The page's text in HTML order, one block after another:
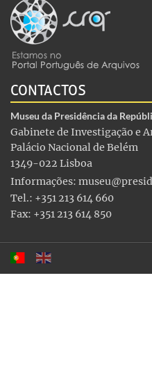
CONTACTOS
Museu da Presidência da
Gabinete de Investigação e
Palácio Nacional de Belém
1349-022 Lisboa
Informações:
Tel.: +351 213 614 660
Fax: +351 213 614 850